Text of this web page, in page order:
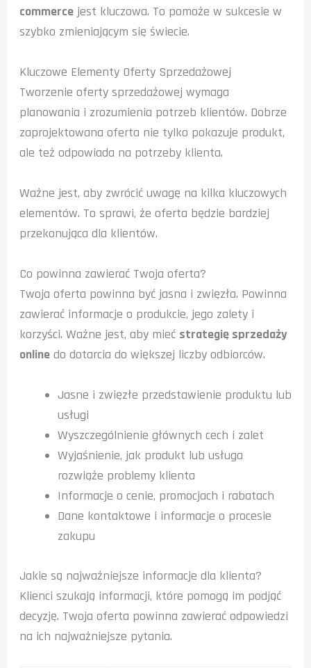
commerce jest kluczowa. To pomoże w sukcesie w
szybko zmieniającym się świecie.
Kluczowe Elementy Oferty Sprzedażowej
Tworzenie oferty sprzedażowej wymaga
planowania i zrozumienia potrzeb klientów. Dobrze
zaprojektowana oferta nie tylko pokazuje produkt,
ale też odpowiada na potrzeby klienta.
Ważne jest, aby zwrócić uwagę na kilka kluczowych
elementów. To sprawi, że oferta będzie bardziej
przekonująca dla klientów.
Co powinna zawierać Twoja oferta?
Twoja oferta powinna być jasna i zwięzła. Powinna
zawierać informacje o produkcie, jego zalety i
korzyści. Ważne jest, aby mieć strategię sprzedaży
online do dotarcia do większej liczby odbiorców.
Jasne i zwięzłe przedstawienie produktu lub
usługi
Wyszczególnienie głównych cech i zalet
Wyjaśnienie, jak produkt lub usługa
rozwiąże problemy klienta
Informacje o cenie, promocjach i rabatach
Dane kontaktowe i informacje o procesie
zakupu
Jakie są najważniejsze informacje dla klienta?
Klienci szukają informacji, które pomogą im podjąć
decyzję. Twoja oferta powinna zawierać odpowiedzi
na ich najważniejsze pytania.